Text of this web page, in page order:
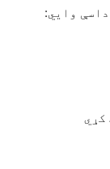
وايي:
کړي